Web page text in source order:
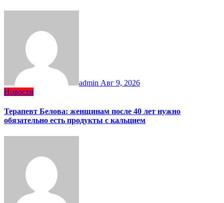
admin Авг 9, 2026
Новости
Терапевт Белова: женщинам после 40 лет нужно
обязательно есть продукты с кальцием